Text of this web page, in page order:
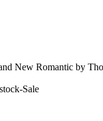
New Romantic by
Sale